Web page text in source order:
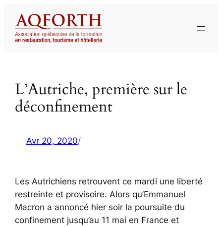
contenu
L’Autriche, première sur le
déconfinement
Avr 20, 2020/
Les Autrichiens retrouvent ce mardi une liberté
restreinte et provisoire. Alors qu’Emmanuel
Macron a annoncé hier soir la poursuite du
confinement jusqu’au 11 mai en France et